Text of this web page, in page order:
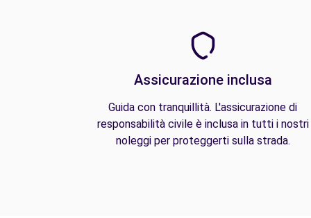
Assicurazione inclusa
Guida con tranquillità. L'assicurazione di
responsabilità civile è inclusa in tutti i nostri
noleggi per proteggerti sulla strada.